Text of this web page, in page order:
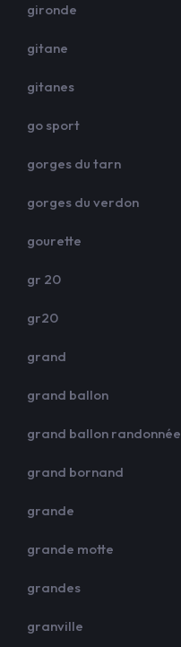
gironde
gitane
gitanes
go sport
gorges du tarn
gorges du verdon
gourette
gr 20
gr20
grand
grand ballon
grand ballon randonnée
grand bornand
grande
grande motte
grandes
granville